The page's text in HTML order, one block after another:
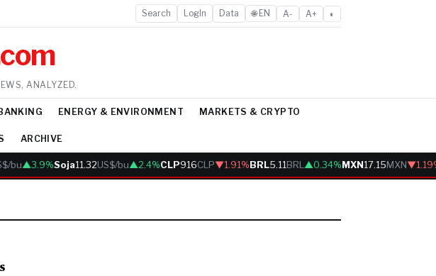
Search LogIn Data 🌐 EN A- A+ ◐
ANALYZED.
ENERGY & ENVIRONMENT MARKETS & CRYPTO
ARCHIVE
bu▲3.9%Soja11.32US$/bu▲2.4%CLP916CLP▼1.91%BRL5.11BRL ▲0.34%MXN17.15MXN